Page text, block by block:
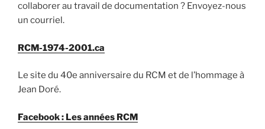
collaborer au travail de documentation ? Envoyez-nous
un courriel.
RCM-1974-2001.ca
Le site du 40e anniversaire du RCM et de l’hommage à
Jean Doré.
Facebook : Les années RCM